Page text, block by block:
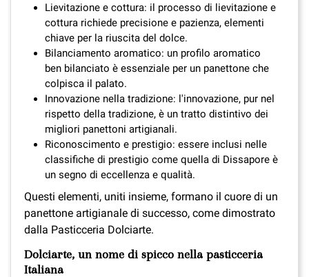
Lievitazione e cottura: il processo di lievitazione e
cottura richiede precisione e pazienza, elementi
chiave per la riuscita del dolce.
Bilanciamento aromatico: un profilo aromatico
ben bilanciato è essenziale per un panettone che
colpisca il palato.
Innovazione nella tradizione: l'innovazione, pur nel
rispetto della tradizione, è un tratto distintivo dei
migliori panettoni artigianali.
Riconoscimento e prestigio: essere inclusi nelle
classifiche di prestigio come quella di Dissapore è
un segno di eccellenza e qualità.
Questi elementi, uniti insieme, formano il cuore di un
panettone artigianale di successo, come dimostrato
dalla Pasticceria Dolciarte.
Dolciarte, un nome di spicco nella pasticceria
Italiana